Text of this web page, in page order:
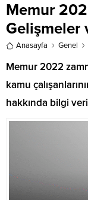
Memur
Gelişmeler
Anasayfa Genel
Memur 2022
kamu
hakkında bilgi